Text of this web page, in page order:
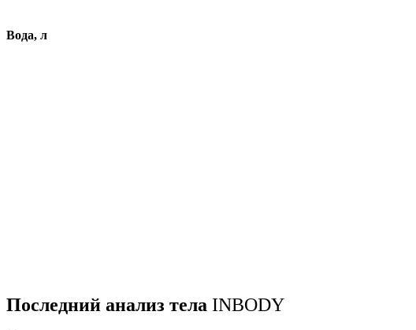
Вода, л
Последний анализ тела INBODY